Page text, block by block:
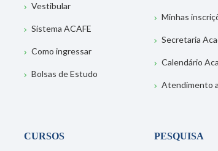
Vestibular
Sistema ACAFE
Como ingressar
Bolsas de Estudo
Minhas
Secretaria
Calendário
Atendimento
CURSOS
PESQUISA